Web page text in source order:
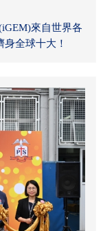
來自世界各
全球十大！